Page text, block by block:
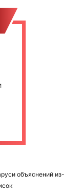
объяснений из-